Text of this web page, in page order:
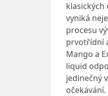
klasických
vyniká
procesu
prvotřídní
Mango a
liquid
jedinečný